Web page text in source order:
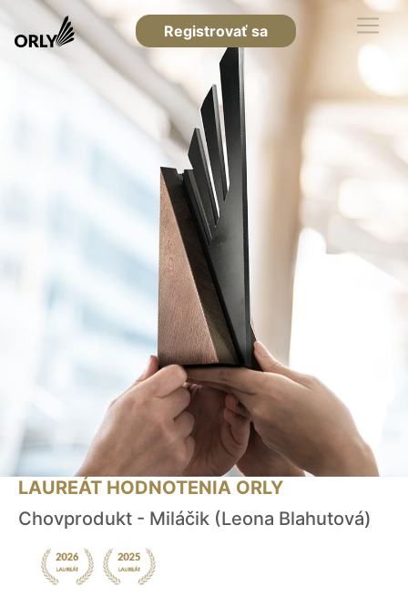
Registrovať sa
LAUREÁT HODNOTENIA ORLY
Chovprodukt - Miláčik (Leona Blahutová)